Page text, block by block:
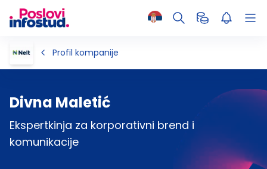
Profil kompanije
Divna Maletić
Ekspertkinja za korporativni brend i
komunikacije